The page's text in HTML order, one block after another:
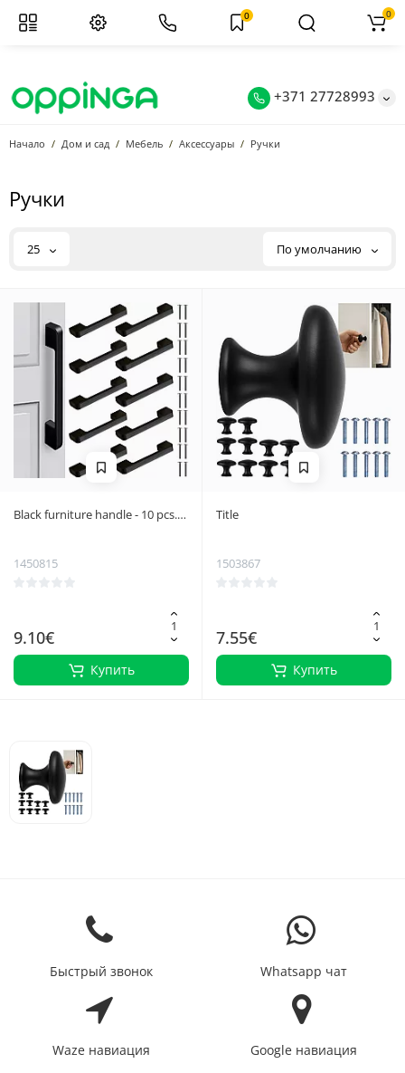
+371 27728993
0 0
Начало Дом и сад Мебель Аксессуары Ручки
Ручки
25 По умолчанию
Black furniture handle - 10 pcs.
1450815
9.10€
Купить
Title
1503867
7.55€
Купить
Быстрый звонок Whatsapp чат
Waze навиация Google навиация